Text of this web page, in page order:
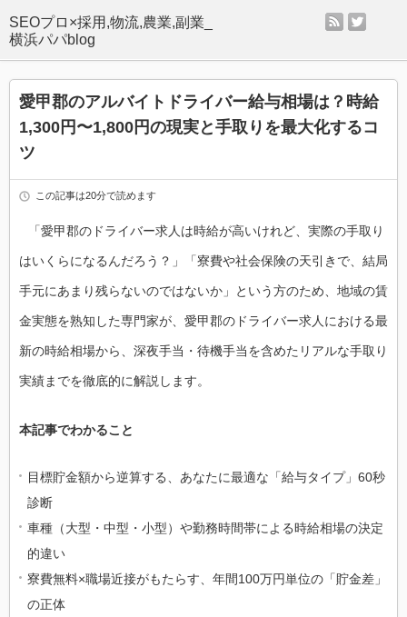
SEOプロ×採用,物流,農業,副業_
横浜パパblog
rss
愛甲郡のアルバイトドライバー給与相場は？時給
1,300円〜1,800円の現実と手取りを最大化するコ
ツ
この記事は20分で読めます
「愛甲郡のドライバー求人は時給が高いけれど、実際の手取り
はいくらになるんだろう？」「寮費や社会保険の天引きで、結局
手元にあまり残らないのではないか」という方のため、地域の賃
金実態を熟知した専門家が、愛甲郡のドライバー求人における最
新の時給相場から、深夜手当・待機手当を含めたリアルな手取り
実績までを徹底的に解説します。
本記事でわかること
目標貯金額から逆算する、あなたに最適な「給与タイプ」60秒
診断
車種（大型・中型・小型）や勤務時間帯による時給相場の決定
的違い
寮費無料×職場近接がもたらす、年間100万円単位の「貯金差」
の正体